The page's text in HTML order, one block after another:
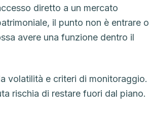
diretto a un mercato
il punto non è entrare o
avere una funzione dentro il
volatilità e criteri di monitoraggio.
rischia di restare fuori dal piano.